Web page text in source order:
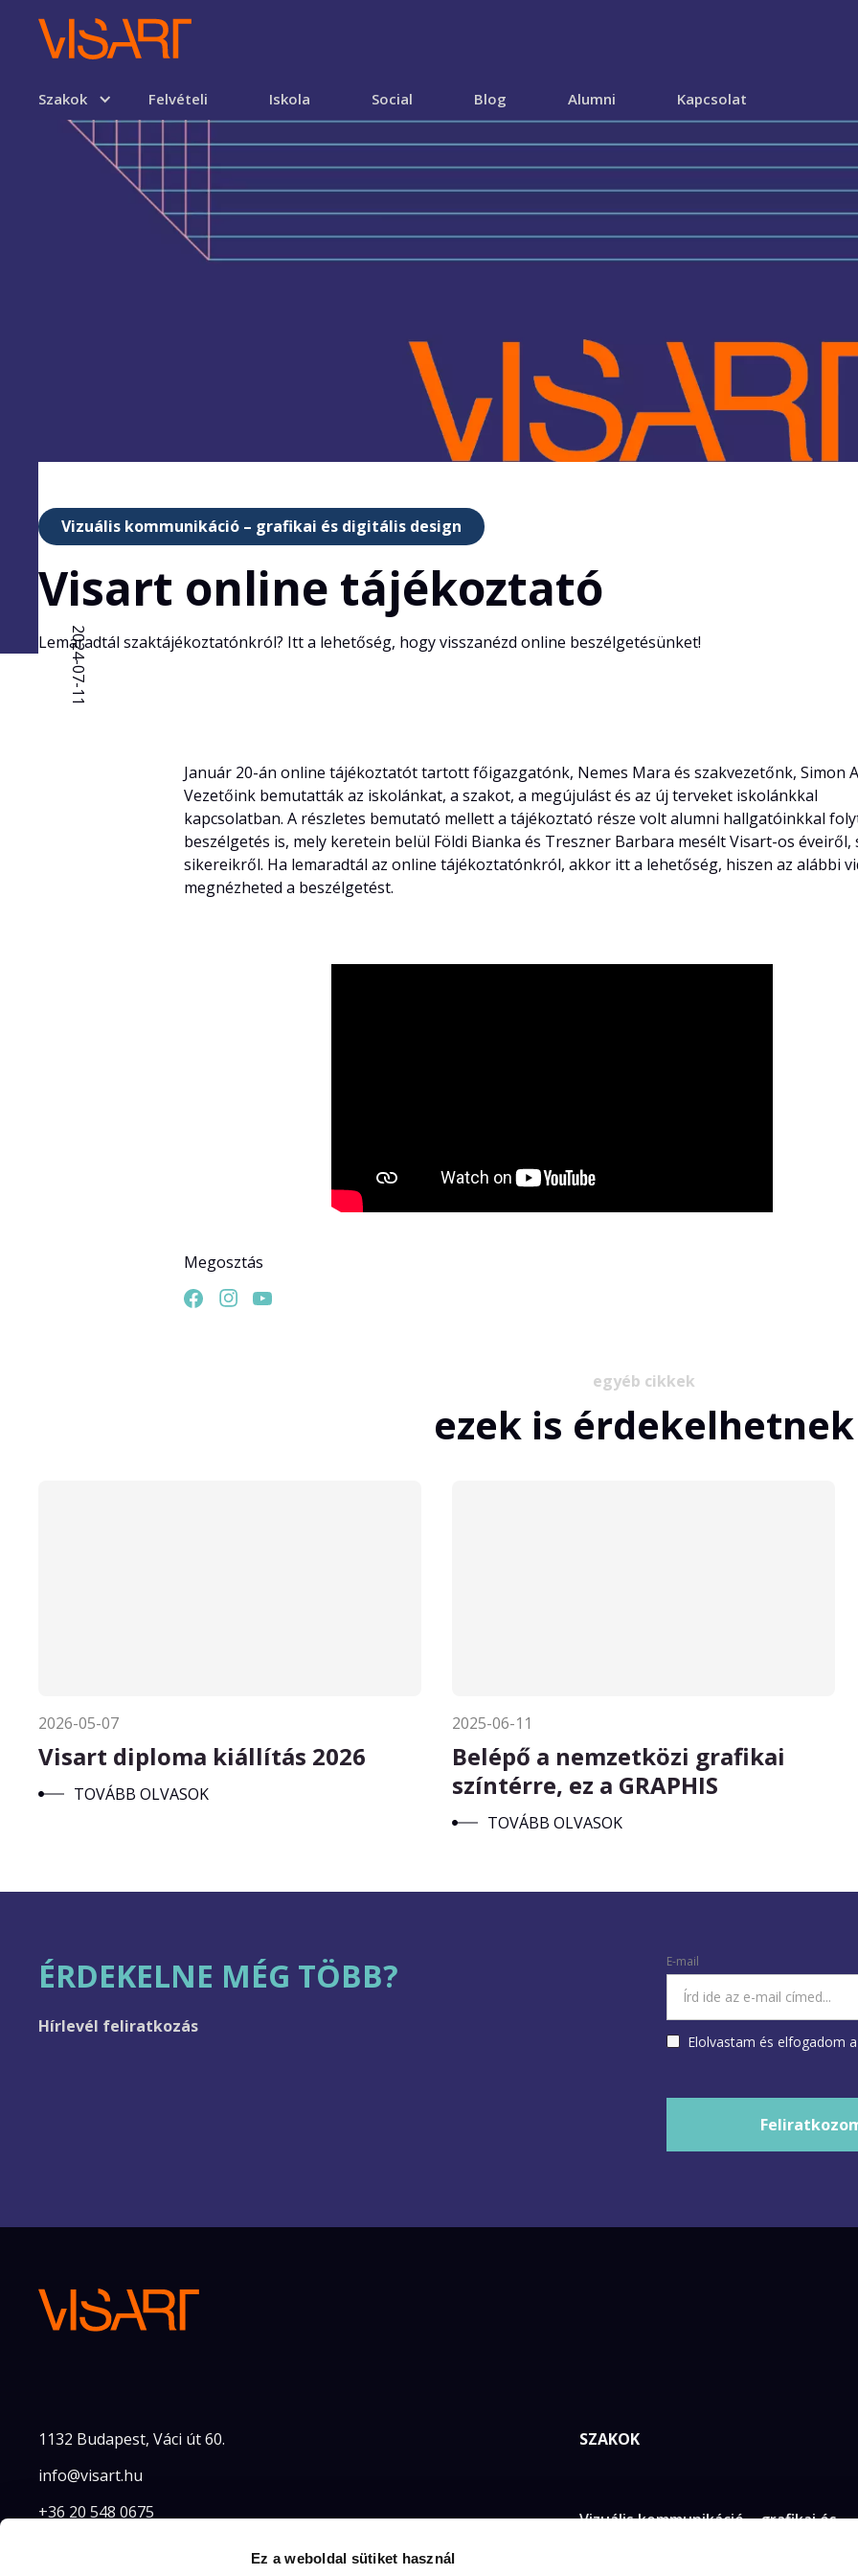
Ez a weboldal sütiket használ
Szakok Felvételi Iskola Social Blog Alumni Kapcsolat
Vizuális kommunikáció – grafikai és digitális design
Visart online tájékoztató
Lemaradtál szaktájékoztatónkról? Itt a lehetőség, hogy visszanézd online beszélgetésünket!
2024-07-11
Január 20-án online tájékoztatót tartott főigazgatónk, Nemes Mara és szakvezetőnk, Simon
Vezetőink bemutatták az iskolánkat, a szakot, a megújulást és az új terveket iskolánkkal
kapcsolatban. A részletes bemutató mellett a tájékoztató része volt alumni hallgatóinkkal
beszélgetés is, mely keretein belül Földi Bianka és Treszner Barbara mesélt Visart-os éveiről,
sikereikről. Ha lemaradtál az online tájékoztatónkról, akkor itt a lehetőség, hiszen az alábbi
megnézheted a beszélgetést.
Megosztás
egyéb cikkek
ezek is érdekelhetnek
2026-05-07
Visart diploma kiállítás 2026
TOVÁBB OLVASOK
2025-06-11
Belépő a nemzetközi grafikai
színtérre, ez a GRAPHIS
TOVÁBB OLVASOK
ÉRDEKELNE MÉG TÖBB?
Hírlevél feliratkozás
E-mail
Elolvastam és elfogadom
1132 Budapest, Váci út 60.
info@visart.hu
+36 20 548 0675
SZAKOK
Vizuális kommunikáció – grafikai és